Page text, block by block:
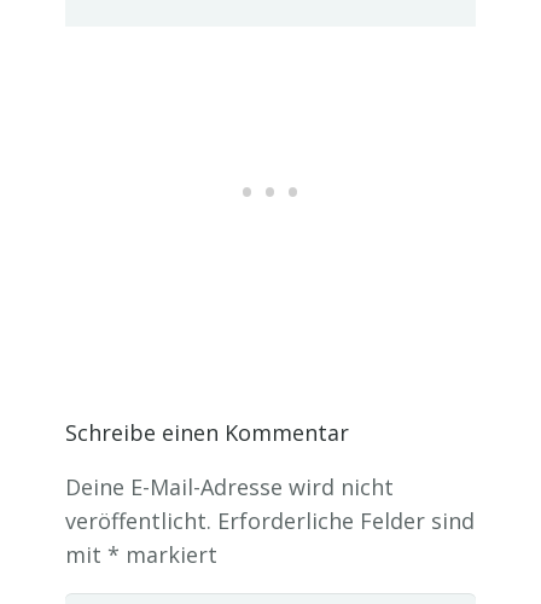
Schreibe einen Kommentar
Deine E-Mail-Adresse wird nicht
veröffentlicht. Erforderliche Felder sind
mit * markiert